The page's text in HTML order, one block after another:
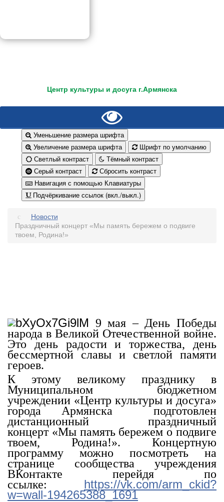
Уменьшение размера шрифта
Увеличение размера шрифта
Шрифт по умолчанию
Светлый контраст
Тёмный контраст
Серый контраст
Сбросить контраст
Навигация с помощью Клавиатуры
Подчёркивание ссылок (вкл./выкл.)
Новости
Праздничный концерт «Мы память бережем о подвиге
твоем, Родина!»
9 мая – День Победы
народа в Великой Отечественной войне.
Это день радости и торжества, день
бессмертной славы и светлой памяти
героев.
К этому великому празднику в
Муниципальном бюджетном
учреждении «Центр культуры и досуга»
города Армянска подготовлен
дистанционный праздничный
концерт «Мы память бережем о подвиге
твоем, Родина!». Концертную
программу можно посмотреть на
странице сообщества учреждения
ВКонтакте перейдя по
ссылке: https://vk.com/arm_ckid?
w=wall-194265388_1691
Центр культуры и досуга г.Армянска